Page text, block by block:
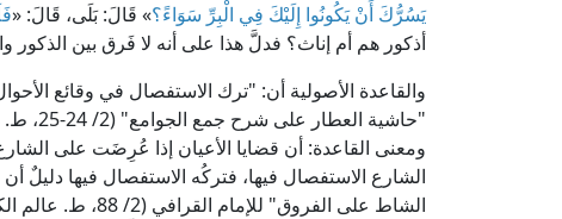
يَسُرُّكَ أَنْ يَكُونُوا إِلَيْكَ فِي الْبِرِّ سَوَاءً؟» قَالَ: بَلَى، قَالَ: «
أذكور هم أم إناث؟ فدلَّ هذا على أنه لا فَرق بين الذكور
والقاعدة الأصولية أن: "ترك الاستفصال في وقائع
"حاشية العطار على شرح جمع الجوامع" (2/ 24-25، ط. دار الكتب العلمية).
ومعنى القاعدة: أن قضايا الأعيان إذا عُرِضَت على
الشارع الاستفصال فيها، فتركُه الاستفصال فيها دليلٌ
الشاط على الفروق" للإمام القرافي (2/ 88، ط. عالم الكتب).